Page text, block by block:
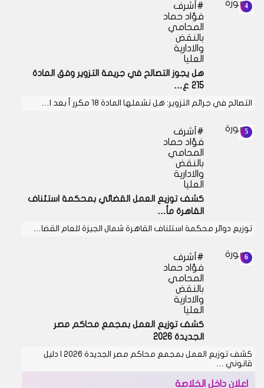
أشرف
فؤاد حماد
المحامي
بالنقض
والادارية
العليا
هل يجوز التصالح في جريمة التزوير وفق المادة
215 ع…
التصالح في جرائم التزوير: هل تشملها المادة 18 مكرر أ بعد ا…
أشرف
فؤاد حماد
المحامي
بالنقض
والادارية
العليا
كشف توزيع العمل القضائي بمحكمة استئناف
القاهرة مأ…
توزيع دوائر محكمة استئناف القاهرة شمال الجيزة للعام القضا…
أشرف
فؤاد حماد
المحامي
بالنقض
والادارية
العليا
كشف توزيع العمل بمجمع محاكم مصر
الجديدة 2026
كشف توزيع العمل بمجمع محاكم مصر الجديدة 2026 | دليل
قانوني …
اعلان داخل الخلاصة